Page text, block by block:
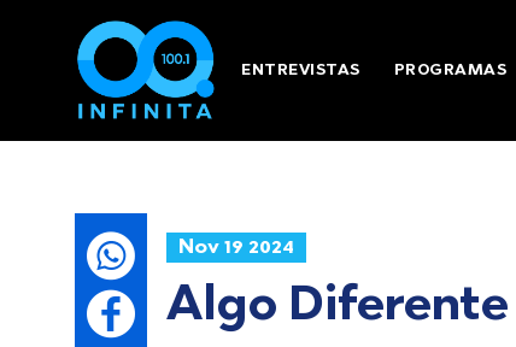
ENTREVISTAS PROGRAMAS
Nov 19 2024
Algo Diferente